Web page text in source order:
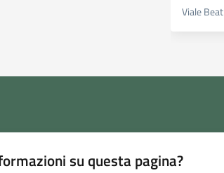
Viale
su questa pagina?